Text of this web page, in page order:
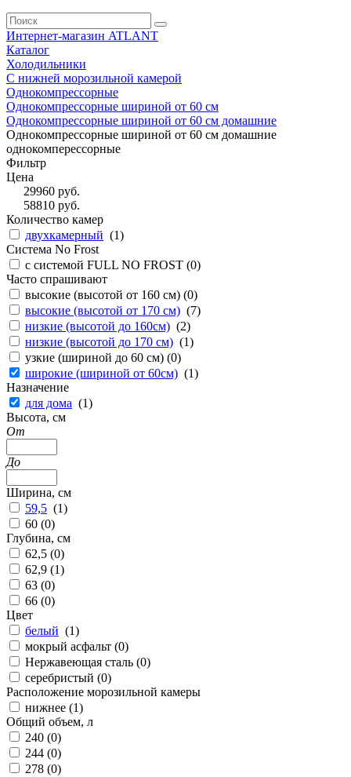
Интернет-магазин ATLANT
Каталог
Холодильники
С нижней морозильной камерой
Однокомпрессорные
Однокомпрессорные шириной от 60 см
Однокомпрессорные шириной от 60 см домашние
Однокомпрессорные шириной от 60 см домашние
однокомперессорные
Фильтр
Цена
29960руб.
58810руб.
Количество камер
двухкамерный (1)
Система No Frost
с системой FULL NO FROST (0)
Часто спрашивают
высокие (высотой от 160 см) (0)
высокие (высотой от 170 см) (7)
низкие (высотой до 160см) (2)
низкие (высотой до 170 см) (1)
узкие (шириной до 60 см) (0)
широкие (шириной от 60см) (1)
Назначение
для дома (1)
Высота, см
От
До
Ширина, см
59,5 (1)
60 (0)
Глубина, см
62,5 (0)
62,9 (1)
63 (0)
66 (0)
Цвет
белый (1)
мокрый асфальт (0)
Нержавеющая сталь (0)
серебристый (0)
Расположение морозильной камеры
нижнее (1)
Общий объем, л
240 (0)
244 (0)
278 (0)